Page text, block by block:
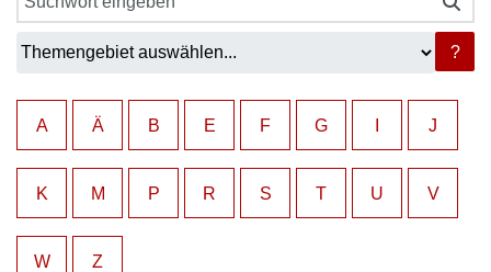
?
A Ä B E F G J
K M P R S T U V
W Z